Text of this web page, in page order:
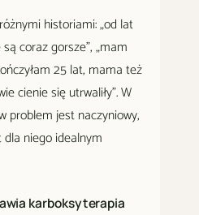
historiami: „od lat
coraz gorsze", „mam
25 lat, mama też
cienie się utrwaliły". W
problem jest naczyniowy,
niego idealnym
karboksyterapia